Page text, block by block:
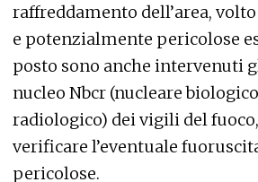
raffreddamento dell’area,
e potenzialmente pericolose
posto sono anche intervenuti
nucleo Nbcr (nucleare
radiologico) dei vigili del
verificare l’eventuale
pericolose.